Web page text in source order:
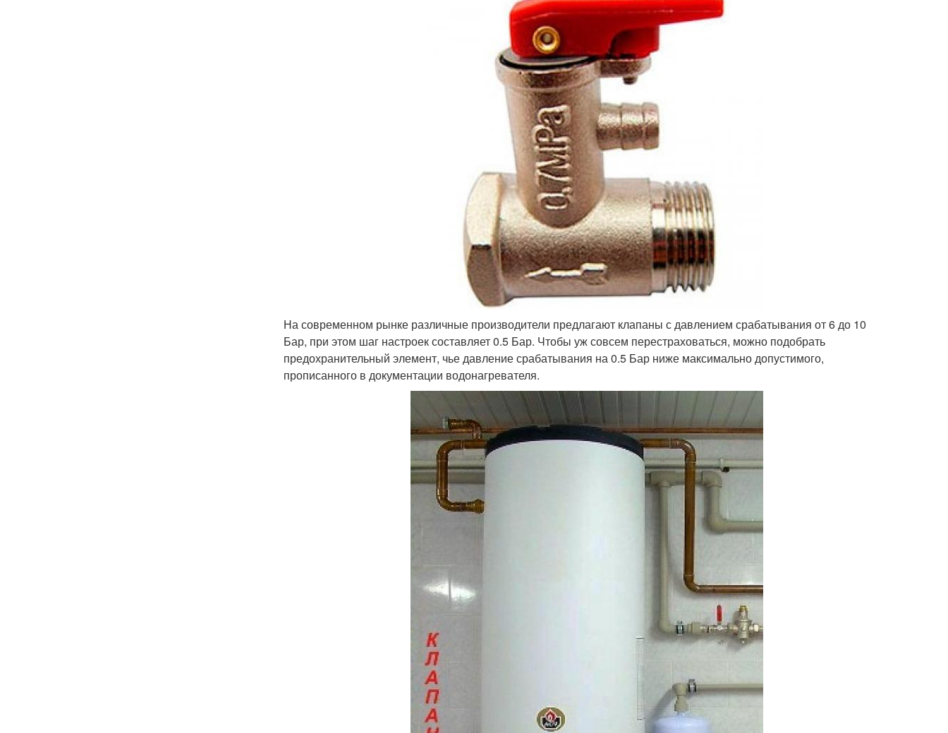
На современном рынке различные производители предлагают клапаны с давлением срабатывания от 6 до 10
Бар, при этом шаг настроек составляет 0.5 Бар. Чтобы уж совсем перестраховаться, можно подобрать
предохранительный элемент, чье давление срабатывания на 0.5 Бар ниже максимально допустимого,
прописанного в документации водонагревателя.